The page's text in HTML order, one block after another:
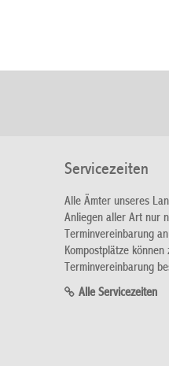
Servicezeiten
Alle Ämter unseres
Anliegen aller Art nur
Terminvereinbarung
Kompostplätze
Terminvereinbarung
Alle Servicezeiten